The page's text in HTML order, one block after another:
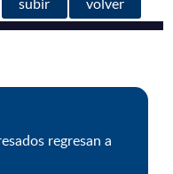
subir volver
regresan a